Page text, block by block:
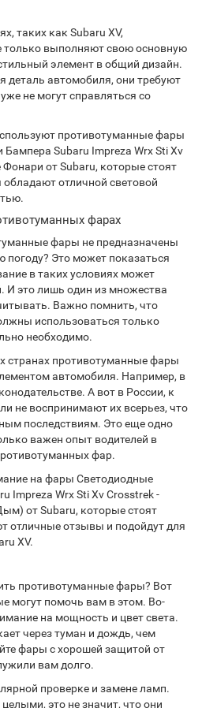
таких как Subaru XV,
выполняют свою основную
элемент в общий дизайн.
деталь автомобиля, они требуют
не могут справляться со
противотуманные фары
Subaru Impreza Wrx Sti Xv
от Subaru, которые стоят
отличной световой
фарах
фары не предназначены
погоду? Это может показаться
в таких условиях может
И это лишь один из множества
Важно помнить, что
использоваться только
необходимо.
странах противотуманные фары
автомобиля. Например, в
А вот в России, к
не воспринимают их всерьез, что
последствиям. Это еще одно
важен опыт водителей в
фар.
на фары Светодиодные
Impreza Wrx Sti Xv Crosstrek -
от Subaru, которые стоят
отличные отзывы и подойдут для
XV.
противотуманные фары? Вот
могут помочь вам в этом. Во-
на мощность и цвет света.
через туман и дождь, чем
фары с хорошей защитой от
вам долго.
проверке и замене ламп.
это не значит, что они